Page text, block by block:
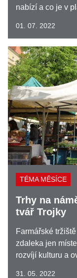
nabízí a co je v
01. 07. 2022
TÉMA MĚSÍCE
Trhy na
tvář Trojky
Farmářské
zdaleka jen
rozvíjí kulturu a
31. 05. 2022